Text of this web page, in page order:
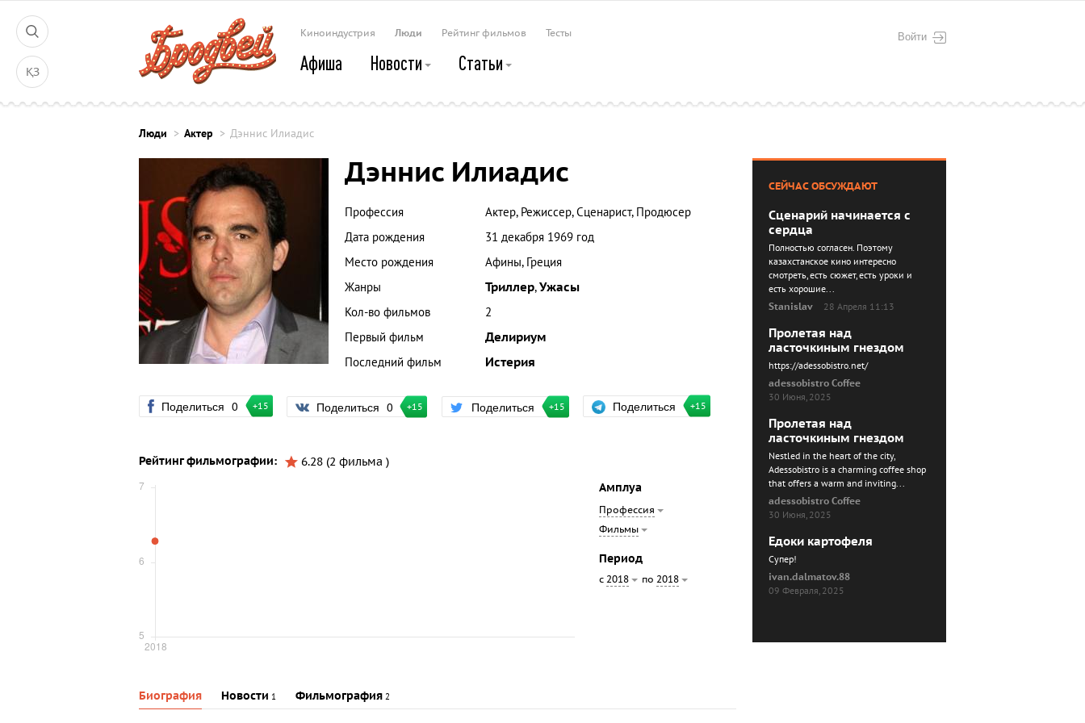
ҚЗ
Войти
Киноиндустрия Люди Рейтинг фильмов Тесты
Афиша Новости Статьи
Люди Актер Дэннис Илиадис
Дэннис Илиадис
Профессия
Актер, Режиссер, Сценарист, Продюсер
Дата рождения
31 декабря 1969 год
Место рождения
Афины, Греция
Жанры
Триллер,Ужасы
Кол-во фильмов
2
Первый фильм
Делириум
Последний фильм
Истерия
Поделиться 0 +15 Поделиться 0 +15 Поделиться +15 Поделиться +15
Рейтинг фильмографии:
6.28 (2 фильма )
Амплуа
Профессия
Фильмы
Период
с 2018 по 2018
Биография Новости 1 Фильмография 2
СЕЙЧАС ОБСУЖДАЮТ
Сценарий начинается с
сердца
Полностью согласен. Поэтому
казахстанское кино интересно
смотреть, есть сюжет, есть уроки и
есть хорошие...
Stanislav
28 Апреля 11:13
Пролетая над
ласточкиным гнездом
https://adessobistro.net/
adessobistro Coffee
30 Июня, 2025
Пролетая над
ласточкиным гнездом
Nestled in the heart of the city,
Adessobistro is a charming coffee shop
that offers a warm and inviting...
adessobistro Coffee
30 Июня, 2025
Едоки картофеля
Cупер!
ivan.dalmatov.88
09 Февраля, 2025